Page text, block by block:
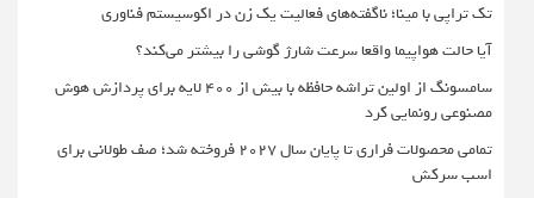
تک تراپی با مینا؛ ناگفته‌های فعالیت یک زن در اکوسیستم فناوری
آیا حالت هواپیما واقعا سرعت شارژ گوشی را بیشتر می‌کند؟
سامسونگ از اولین تراشه حافظه با بیش از ۴۰۰ لایه برای پردازش هوش
مصنوعی رونمایی کرد
تمامی محصولات فراری تا پایان سال ۲۰۲۷ فروخته شد؛ صف طولانی برای
اسب سرکش